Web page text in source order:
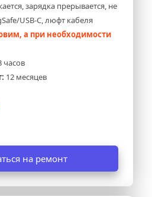
зарядка прерывается, не
USB-C, люфт кабеля
а при необходимости
часов
12 месяцев
на ремонт